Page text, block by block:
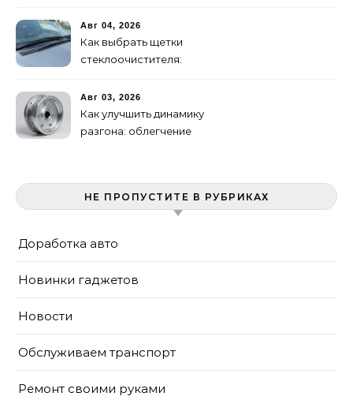
Авг 04, 2026
Как выбрать щетки
стеклоочистителя:
гибридные
Авг 03, 2026
Как улучшить динамику
разгона: облегчение
НЕ ПРОПУСТИТЕ В РУБРИКАХ
Доработка авто
Новинки гаджетов
Новости
Обслуживаем транспорт
Ремонт своими руками